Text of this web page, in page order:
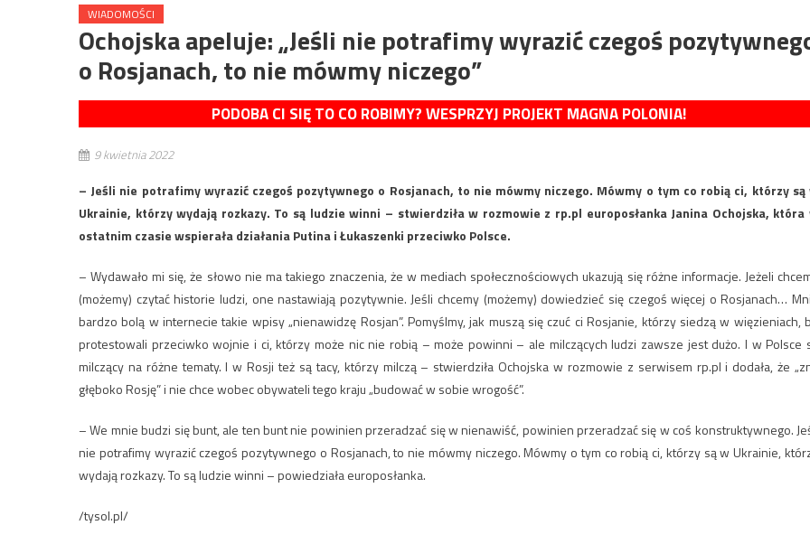
WIADOMOŚCI
Ochojska apeluje: „Jeśli nie potrafimy wyrazić czegoś
o Rosjanach, to nie mówmy niczego”
PODOBA CI SIĘ TO CO ROBIMY? WESPRZYJ PROJEKT MAGNA POLONIA!
9 kwietnia 2022
– Jeśli nie potrafimy wyrazić czegoś pozytywnego o Rosjanach, to nie mówmy niczego. Mówmy o tym co robią ci, którzy są
Ukrainie, którzy wydają rozkazy. To są ludzie winni – stwierdziła w rozmowie z rp.pl europosłanka Janina Ochojska, która
ostatnim czasie wspierała działania Putina i Łukaszenki przeciwko Polsce.
– Wydawało mi się, że słowo nie ma takiego znaczenia, że w mediach społecznościowych ukazują się różne informacje. Jeżeli
(możemy) czytać historie ludzi, one nastawiają pozytywnie. Jeśli chcemy (możemy) dowiedzieć się czegoś więcej o Rosjanach…
bardzo bolą w internecie takie wpisy „nienawidzę Rosjan”. Pomyślmy, jak muszą się czuć ci Rosjanie, którzy siedzą w więzieniach,
protestowali przeciwko wojnie i ci, którzy może nic nie robią – może powinni – ale milczących ludzi zawsze jest dużo. I w Polsce
milczący na różne tematy. I w Rosji też są tacy, którzy milczą – stwierdziła Ochojska w rozmowie z serwisem rp.pl i dodała, że
głęboko Rosję” i nie chce wobec obywateli tego kraju „budować w sobie wrogość”.
– We mnie budzi się bunt, ale ten bunt nie powinien przeradzać się w nienawiść, powinien przeradzać się w coś konstruktywnego.
nie potrafimy wyrazić czegoś pozytywnego o Rosjanach, to nie mówmy niczego. Mówmy o tym co robią ci, którzy są w Ukrainie,
wydają rozkazy. To są ludzie winni – powiedziała europosłanka.
/tysol.pl/